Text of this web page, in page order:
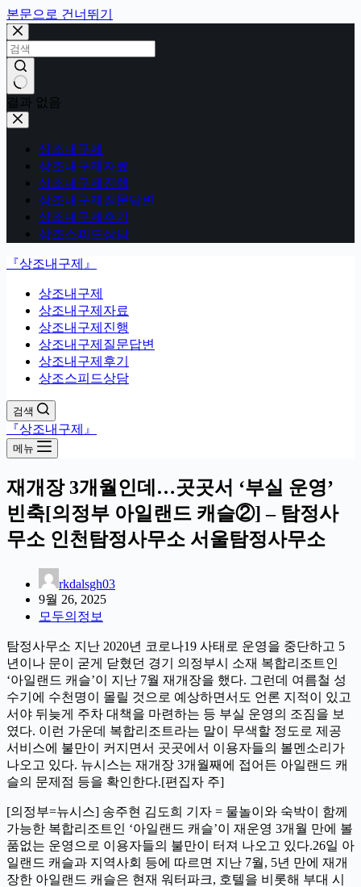
본문으로 건너뛰기
결과 없음
상조내구제
상조내구제자료
상조내구제진행
상조내구제질문답변
상조내구제후기
상조스피드상담
『상조내구제』
상조내구제
상조내구제자료
상조내구제진행
상조내구제질문답변
상조내구제후기
상조스피드상담
검색
『상조내구제』
메뉴
재개장 3개월인데…곳곳서 ‘부실 운영’
빈축[의정부 아일랜드 캐슬②] – 탐정사
무소 인천탐정사무소 서울탐정사무소
rkdalsgh03
9월 26, 2025
모두의정보
탐정사무소 지난 2020년 코로나19 사태로 운영을 중단하고 5
년이나 문이 굳게 닫혔던 경기 의정부시 소재 복합리조트인
‘아일랜드 캐슬’이 지난 7월 재개장을 했다. 그런데 여름철 성
수기에 수천명이 몰릴 것으로 예상하면서도 언론 지적이 있고
서야 뒤늦게 주차 대책을 마련하는 등 부실 운영의 조짐을 보
였다. 이런 가운데 복합리조트라는 말이 무색할 정도로 제공
서비스에 불만이 커지면서 곳곳에서 이용자들의 볼멘소리가
나오고 있다. 뉴시스는 재개장 3개월째에 접어든 아일랜드 캐
슬의 문제점 등을 확인한다.[편집자 주]
[의정부=뉴시스] 송주현 김도희 기자 = 물놀이와 숙박이 함께
가능한 복합리조트인 ‘아일랜드 캐슬’이 재운영 3개월 만에 볼
품없는 운영으로 이용자들의 불만이 터져 나오고 있다.26일 아
일랜드 캐슬과 지역사회 등에 따르면 지난 7월, 5년 만에 재개
장한 아일랜드 캐슬은 현재 워터파크, 호텔을 비롯해 부대 시